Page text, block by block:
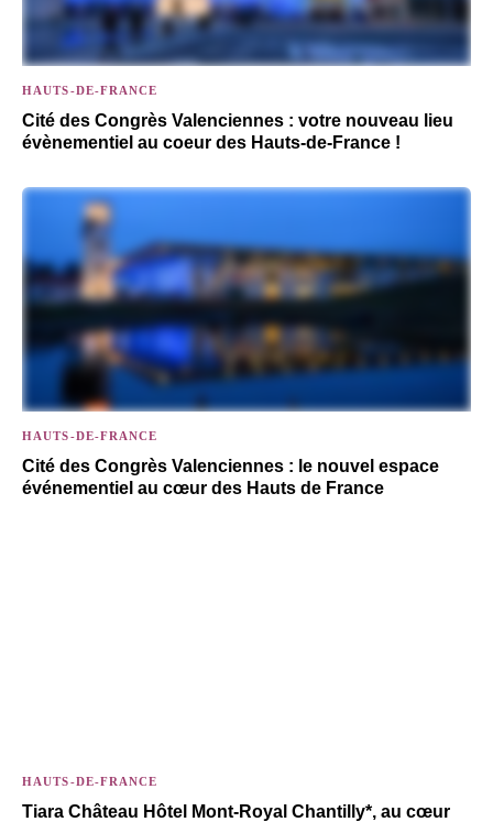
HAUTS-DE-FRANCE
Cité des Congrès Valenciennes : votre nouveau lieu
évènementiel au coeur des Hauts-de-France !
HAUTS-DE-FRANCE
Cité des Congrès Valenciennes : le nouvel espace
événementiel au cœur des Hauts de France
HAUTS-DE-FRANCE
Tiara Château Hôtel Mont-Royal Chantilly*, au cœur